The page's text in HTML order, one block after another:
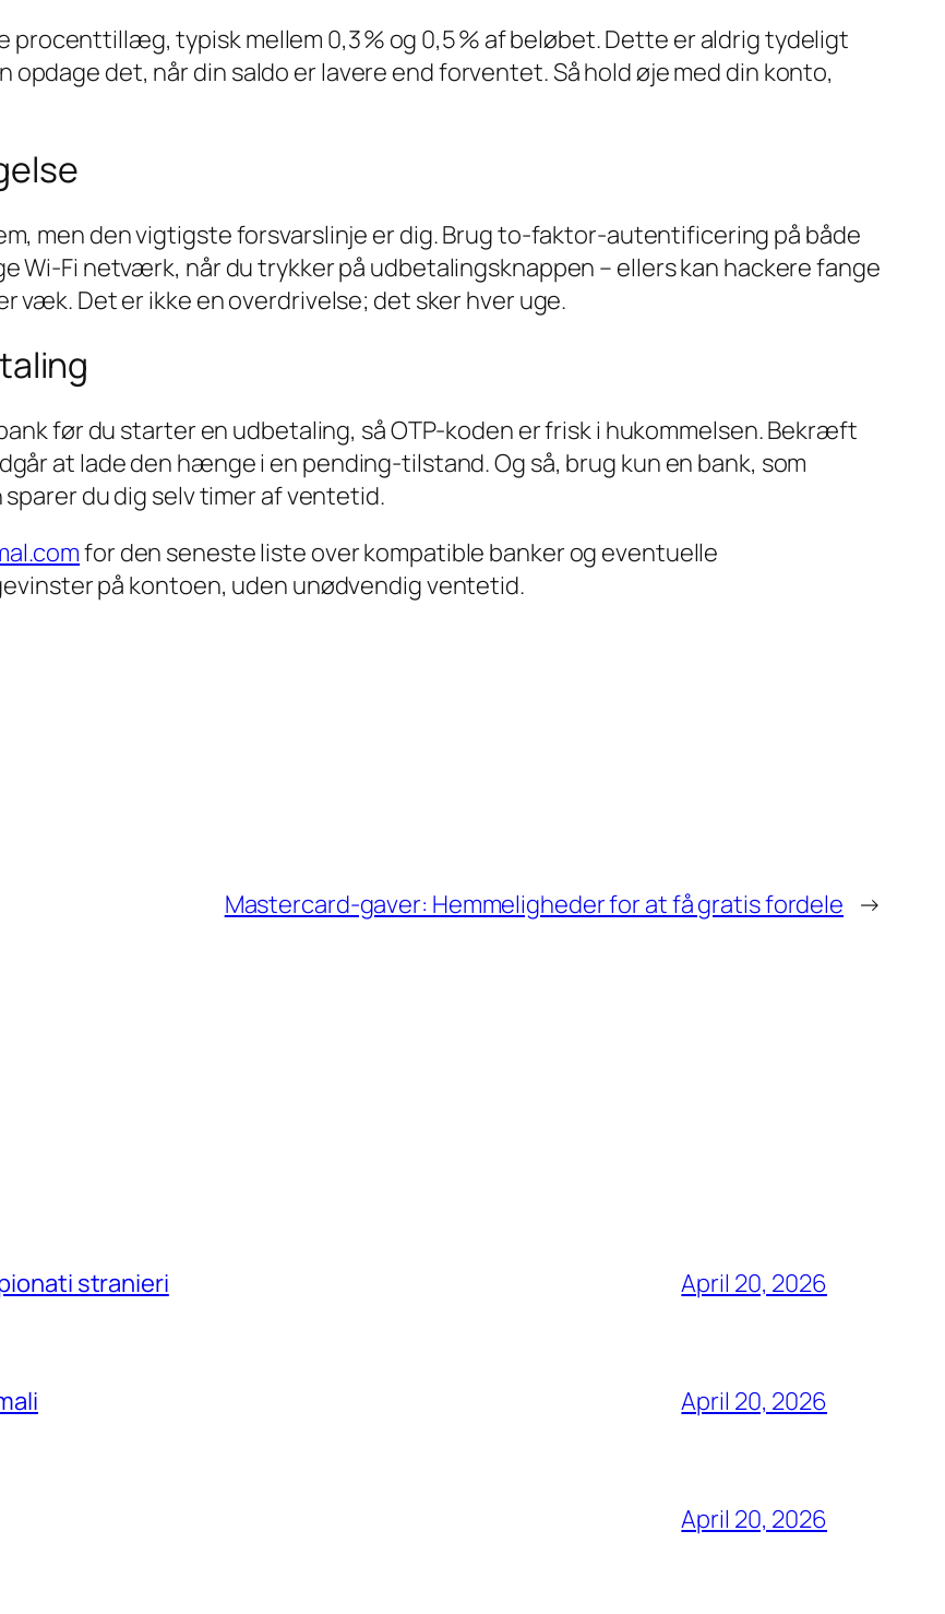
procenttillæg, typisk mellem 0,3 % og 0,5 % af beløbet. Dette er aldrig tydeligt
det, når din saldo er lavere end forventet. Så hold øje med din konto,
men den vigtigste forsvarslinje er dig. Brug to‑faktor‑autentificering på både
Wi‑Fi netværk, når du trykker på udbetalingsknappen – ellers kan hackere fange
væk. Det er ikke en overdrivelse; det sker hver uge.
før du starter en udbetaling, så OTP‑koden er frisk i hukommelsen. Bekræft
at lade den hænge i en pending‑tilstand. Og så, brug kun en bank, som
du dig selv timer af ventetid.
for den seneste liste over kompatible banker og eventuelle
på kontoen, uden unødvendig ventetid.
Mastercard‑gaver: Hemmeligheder for at få gratis fordele →
stranieri April 20, 2026
April 20, 2026
April 20, 2026